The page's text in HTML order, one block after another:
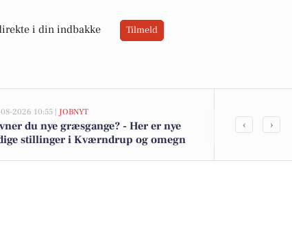
i din indbakke Tilmeld
2026 10:55 | JOBNYT
du nye græsgange? - Her er nye
stillinger i Kværndrup og omegn
Pædagog
‹ ›